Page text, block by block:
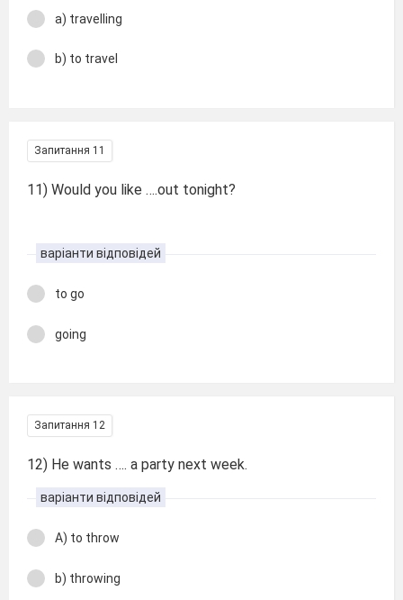
a) travelling
b) to travel
Запитання 11
11) Would you like ….out tonight?
варіанти відповідей
to go
going
Запитання 12
12) He wants …. a party next week.
варіанти відповідей
A) to throw
b) throwing